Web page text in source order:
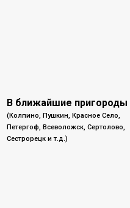
В ближайшие пригороды
(Колпино, Пушкин, Красное Село,
Петергоф, Всеволожск, Сертолово,
Сестрорецк и т.д.)